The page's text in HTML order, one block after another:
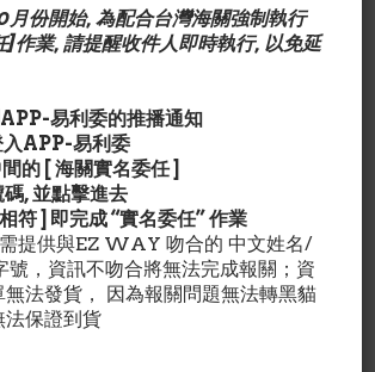
氨基乙酸Glycine 90 mg組氨酸
异亮氨酸Isoleucine 100 mg亮氨酸
氨酸Lysine 140 mg蛋氨酸
苯氨基丙酸Phenylalanine 120 mg
mg絲氨酸Serine 100 mg蘇氨酸
色氨酸Tryptophan 170 mg酪氨酸
氨酸Valine 100 mg
飯前1錠.健身者在運動前及運動
以上聲明未經美國食品及藥物瑊z局認
診斷,治療或預防疾病.孕婦或有任何疾病
份開始, 為配合台灣海關強制執行
]作業, 請提醒收件人即時執行, 以免延
易利委的推播通知
APP-易利委
的 [ 海關實名委任 ]
, 並點擊進去
符 ] 即完成 “實名委任” 作業
提供與EZ WAY 吻合的 中文姓名/
號，資訊不吻合將無法完成報關；資
無法發貨， 因為報關問題無法轉黑貓
法保證到貨